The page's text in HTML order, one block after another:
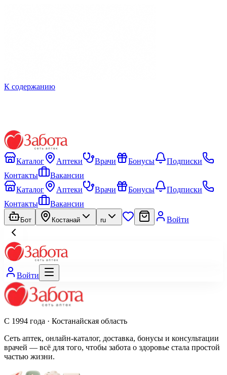
К содержанию
Каталог Аптеки Врачи Бонусы
Подписки
Контакты
Вакансии
Каталог
Аптеки Врачи Бонусы
Подписки
Контакты
Вакансии
Бот Костанай ru Войти
Войти
С 1994 года · Костанайская область
Сеть аптек, онлайн-каталог, доставка, бонусы и консультации
врачей — всё для того, чтобы забота о здоровье стала простой
частью жизни.